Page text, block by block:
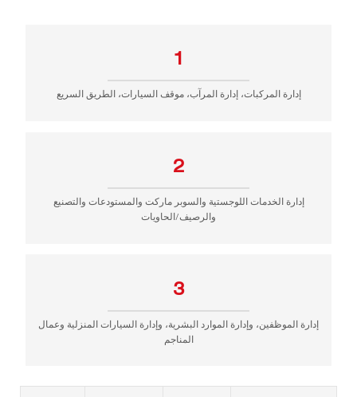
1
إدارة المركبات، إدارة المرآب، موقف السيارات، الطريق السريع
2
إدارة الخدمات اللوجستية والسوبر ماركت والمستودعات والتصنيع
والرصيف/الحاويات
3
إدارة الموظفين، وإدارة الموارد البشرية، وإدارة السيارات المنزلية وعمال
المناجم